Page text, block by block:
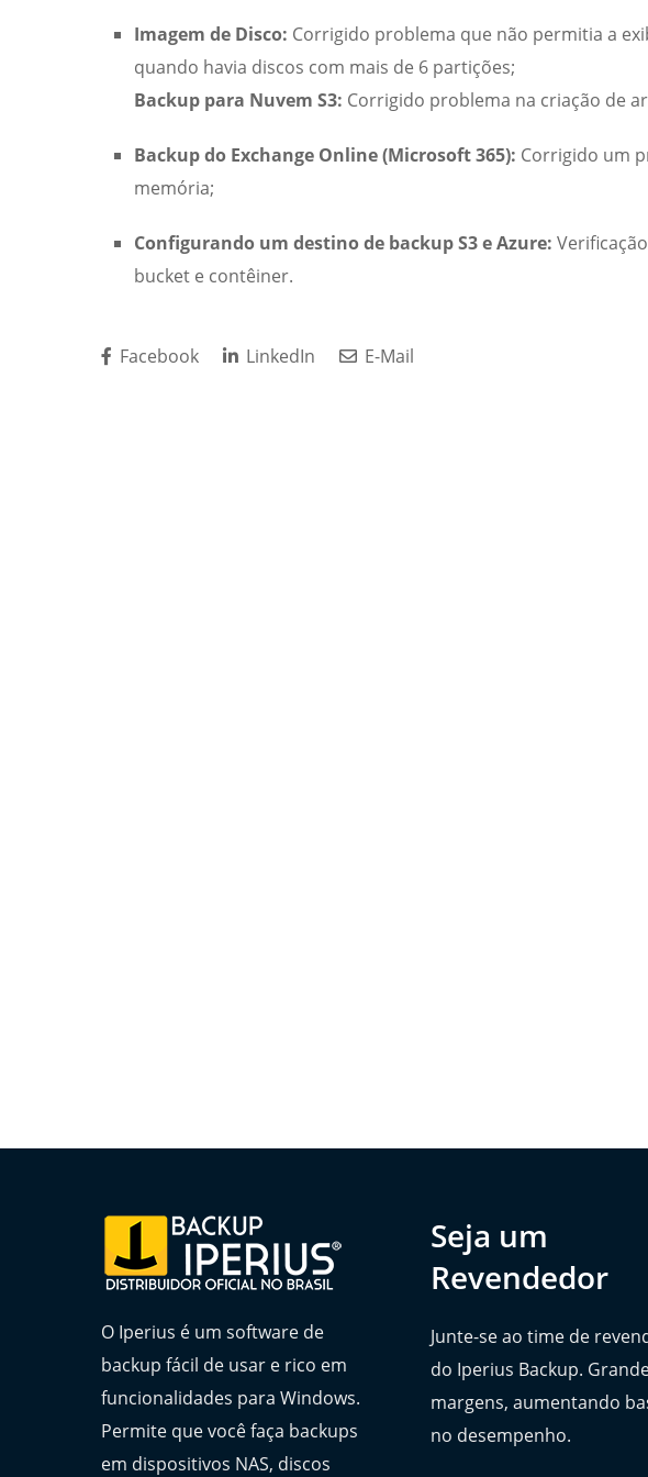
Imagem de Disco: Corrigido problema que não permitia a
quando havia discos com mais de 6 partições;
Backup para Nuvem S3: Corrigido problema na criação de
Backup do Exchange Online (Microsoft 365): Corrigido um
memória;
Configurando um destino de backup S3 e Azure:
bucket e contêiner.
Facebook LinkedIn E-Mail
O Iperius é um software de
backup fácil de usar e rico em
funcionalidades para Windows.
Permite que você faça backups
em dispositivos NAS, discos
Seja um
Revendedor
Junte-se ao time de
do Iperius Backup.
margens, aumentando
no desempenho.